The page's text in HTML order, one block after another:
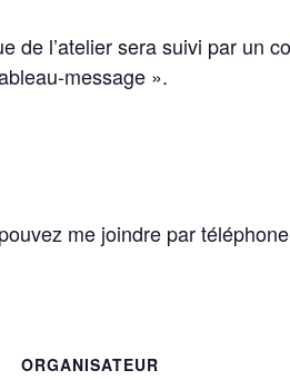
l’atelier sera suivi par un
message ».
me joindre par
ORGANISATEUR